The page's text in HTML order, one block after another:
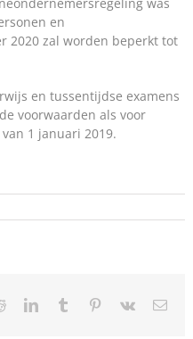
en
2020 zal worden beperkt tot
en tussentijdse examens
voorwaarden als voor
1 januari 2019.
RedditLinkedInTumblr Pinterest
Vk Email